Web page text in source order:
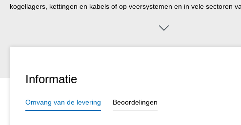
kogellagers, kettingen en kabels of op veersystemen en in vele sectoren
Informatie
Omvang van de levering Beoordelingen